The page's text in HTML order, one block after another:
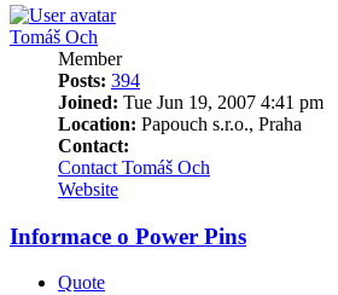
Tomáš Och
Member
Posts: 394
Joined: Tue Jun 19, 2007 4:41 pm
Location: Papouch s.r.o., Praha
Contact:
Contact Tomáš Och
Website
Informace o Power Pins
Quote